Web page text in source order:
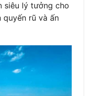
siêu lý tưởng cho
quyến rũ và ấn